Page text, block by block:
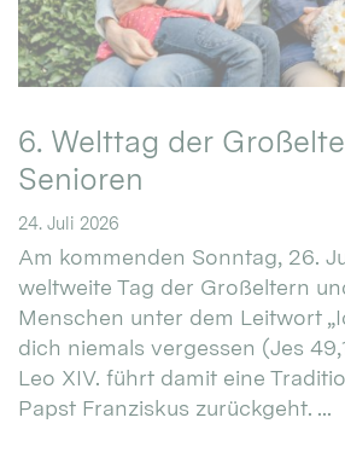
6. Welttag der
Senioren
24. Juli 2026
Am kommenden Sonntag, 26.
weltweite Tag der Großeltern
Menschen unter dem Leitwort
dich niemals vergessen (Jes
Leo XIV. führt damit eine
Papst Franziskus zurückgeht. ...